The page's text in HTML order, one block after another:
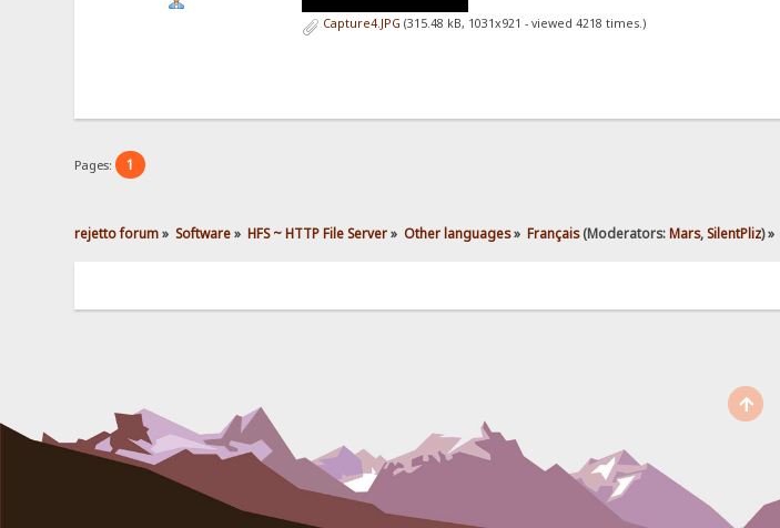
Capture4.JPG (315.48 kB, 1031x921 - viewed 4218 times.)
Pages: 1
rejetto forum» Software» HFS ~ HTTP File Server» Other languages» Français(Moderators:Mars,SilentPliz) »